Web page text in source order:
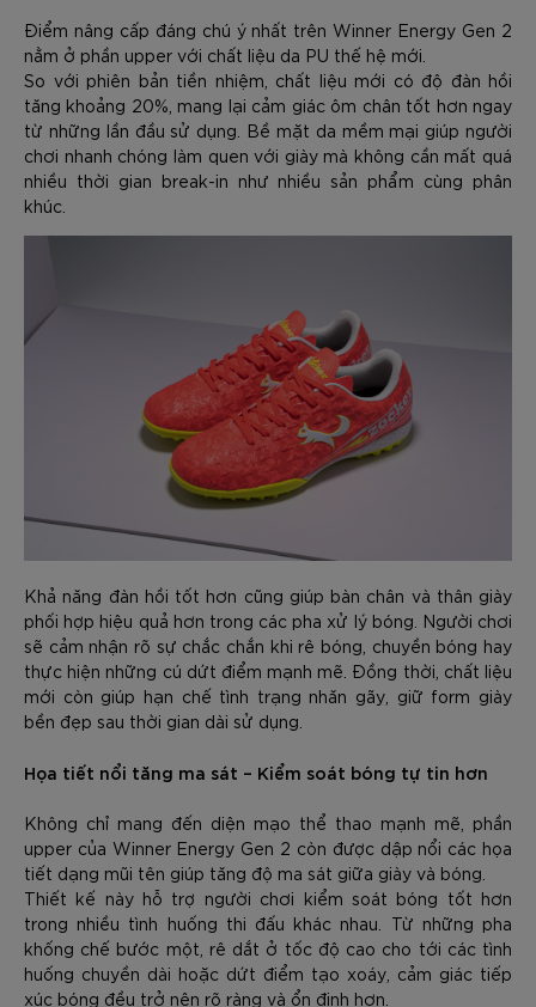
Điểm nâng cấp đáng chú ý nhất trên Winner Energy Gen 2
nằm ở phần upper với chất liệu da PU thế hệ mới.
So với phiên bản tiền nhiệm, chất liệu mới có độ đàn hồi
tăng khoảng 20%, mang lại cảm giác ôm chân tốt hơn ngay
từ những lần đầu sử dụng. Bề mặt da mềm mại giúp người
chơi nhanh chóng làm quen với giày mà không cần mất quá
nhiều thời gian break-in như nhiều sản phẩm cùng phân
khúc.
Khả năng đàn hồi tốt hơn cũng giúp bàn chân và thân giày
phối hợp hiệu quả hơn trong các pha xử lý bóng. Người chơi
sẽ cảm nhận rõ sự chắc chắn khi rê bóng, chuyền bóng hay
thực hiện những cú dứt điểm mạnh mẽ. Đồng thời, chất liệu
mới còn giúp hạn chế tình trạng nhăn gãy, giữ form giày
bền đẹp sau thời gian dài sử dụng.
Họa tiết nổi tăng ma sát – Kiểm soát bóng tự tin hơn
Không chỉ mang đến diện mạo thể thao mạnh mẽ, phần
upper của Winner Energy Gen 2 còn được dập nổi các họa
tiết dạng mũi tên giúp tăng độ ma sát giữa giày và bóng.
Thiết kế này hỗ trợ người chơi kiểm soát bóng tốt hơn
trong nhiều tình huống thi đấu khác nhau. Từ những pha
khống chế bước một, rê dắt ở tốc độ cao cho tới các tình
huống chuyền dài hoặc dứt điểm tạo xoáy, cảm giác tiếp
xúc bóng đều trở nên rõ ràng và ổn định hơn.